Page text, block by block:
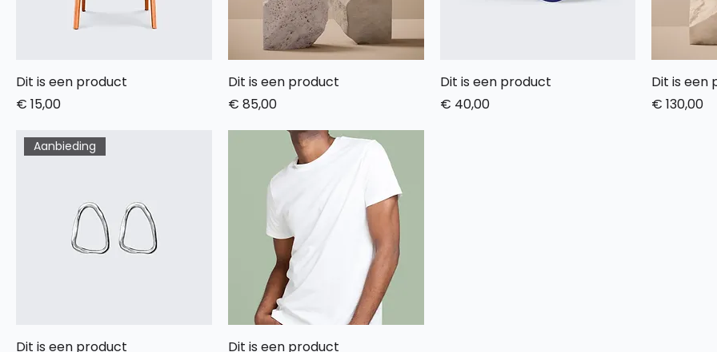
Dit is een product
Prijs
€ 15,00
Dit is een product
Prijs
€ 85,00
Dit is een product
Prijs
€ 40,00
Dit is een
Prijs
€ 130,00
Aanbieding
Dit is een product
Dit is een product